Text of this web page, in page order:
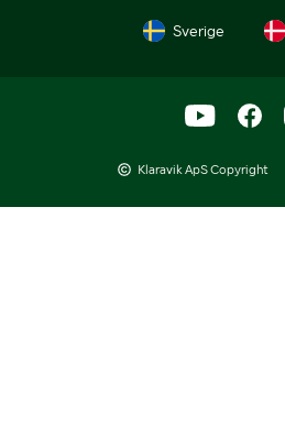
Sverige
Klaravik ApS Copyright